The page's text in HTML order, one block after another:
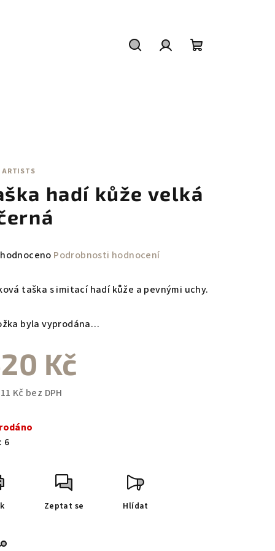
hadí kůže velká
Podrobnosti hodnocení
taška s imitací hadí kůže a pevnými uchy.
byla vyprodána…
Kč
Kč bez DPH
6
Zeptat se Hlídat